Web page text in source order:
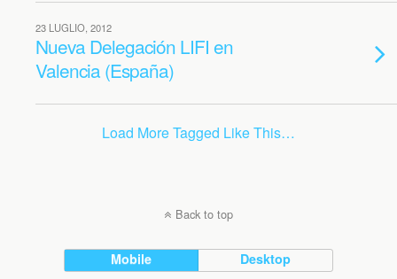
23 LUGLIO, 2012
Nueva Delegación LIFI en
Valencia (España)
Load More Tagged Like This…
Back to top
Mobile Desktop